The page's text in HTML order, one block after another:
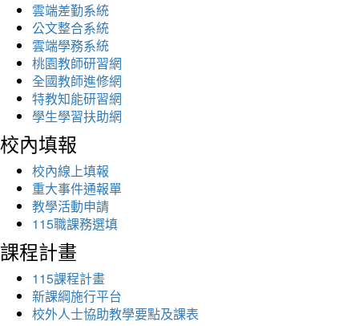
雲端差勤系統
公文整合系統
雲端學務系統
桃園教師研習網
全國教師進修網
特教知能研習網
學生學習扶助網
校內填報
校內線上填報
重大事件通報單
教學活動申請
115職課務選填
課程計畫
115課程計畫
新課綱施行平台
校外人士協助教學要點及課表